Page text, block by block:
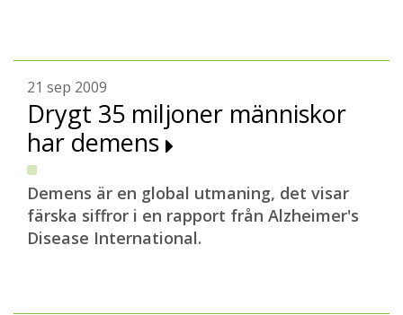
21 sep 2009
Drygt 35 miljoner människor
har demens
Demens är en global utmaning, det visar
färska siffror i en rapport från Alzheimer's
Disease International.